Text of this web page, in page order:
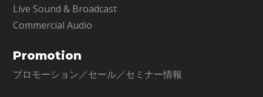
Live Sound & Broadcast
Commercial Audio
Promotion
プロモーション／セール／セミナー情報